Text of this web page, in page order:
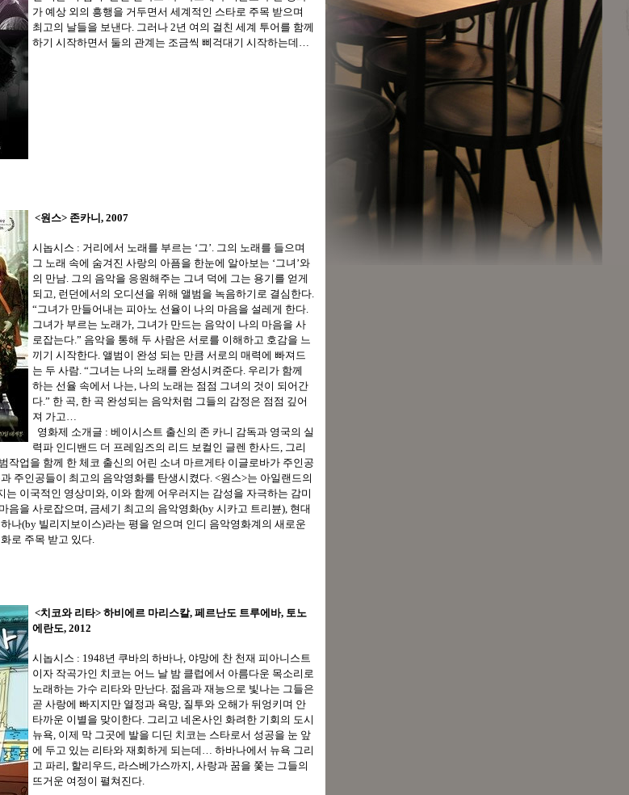
가 예상 외의 흥행을 거두면서 세계적인 스타로 주목 받으며
최고의 날들을 보낸다. 그러나 2년 여의 걸친 세계 투어를 함께
하기 시작하면서 둘의 관계는 조금씩 삐걱대기 시작하는데…
<원스> 존카니, 2007
시놉시스 : 거리에서 노래를 부르는 ‘그’. 그의 노래를 들으며
그 노래 속에 숨겨진 사랑의 아픔을 한눈에 알아보는 ‘그녀’와
의 만남. 그의 음악을 응원해주는 그녀 덕에 그는 용기를 얻게
되고, 런던에서의 오디션을 위해 앨범을 녹음하기로 결심한다.
“그녀가 만들어내는 피아노 선율이 나의 마음을 설레게 한다.
그녀가 부르는 노래가, 그녀가 만드는 음악이 나의 마음을 사
로잡는다.” 음악을 통해 두 사람은 서로를 이해하고 호감을 느
끼기 시작한다. 앨범이 완성 되는 만큼 서로의 매력에 빠져드
는 두 사람. “그녀는 나의 노래를 완성시켜준다. 우리가 함께
하는 선율 속에서 나는, 나의 노래는 점점 그녀의 것이 되어간
다.” 한 곡, 한 곡 완성되는 음악처럼 그들의 감정은 점점 깊어
져 가고…
영화제 소개글 : 베이시스트 출신의 존 카니 감독과 영국의 실
력파 인디밴드 더 프레임즈의 리드 보컬인 글렌 한사드, 그리
작업을 함께 한 체코 출신의 어린 소녀 마르게타 이글로바가 주인공
주인공들이 최고의 음악영화를 탄생시켰다. <원스>는 아일랜드의
는 이국적인 영상미와, 이와 함께 어우러지는 감성을 자극하는 감미
음을 사로잡으며, 금세기 최고의 음악영화(by 시카고 트리뷴), 현대
나(by 빌리지보이스)라는 평을 얻으며 인디 음악영화계의 새로운
로 주목 받고 있다.
<치코와 리타> 하비에르 마리스칼, 페르난도 트루에바, 토노
에란도, 2012
시놉시스 : 1948년 쿠바의 하바나, 야망에 찬 천재 피아니스트
이자 작곡가인 치코는 어느 날 밤 클럽에서 아름다운 목소리로
노래하는 가수 리타와 만난다. 젊음과 재능으로 빛나는 그들은
곧 사랑에 빠지지만 열정과 욕망, 질투와 오해가 뒤엉키며 안
타까운 이별을 맞이한다. 그리고 네온사인 화려한 기회의 도시
뉴욕, 이제 막 그곳에 발을 디딘 치코는 스타로서 성공을 눈 앞
에 두고 있는 리타와 재회하게 되는데… 하바나에서 뉴욕 그리
고 파리, 할리우드, 라스베가스까지, 사랑과 꿈을 쫓는 그들의
뜨거운 여정이 펼쳐진다.